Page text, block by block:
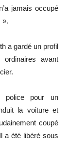
jamais occupé
».
a gardé un profil
avant
police pour un
la voiture et
coupé
a été libéré sous